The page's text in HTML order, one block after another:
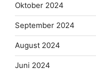
Oktober 2024
September 2024
August 2024
Juni 2024